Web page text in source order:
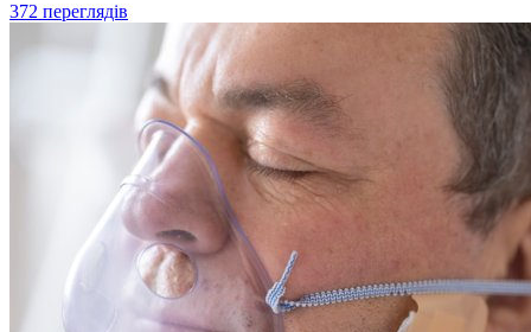
372 переглядів